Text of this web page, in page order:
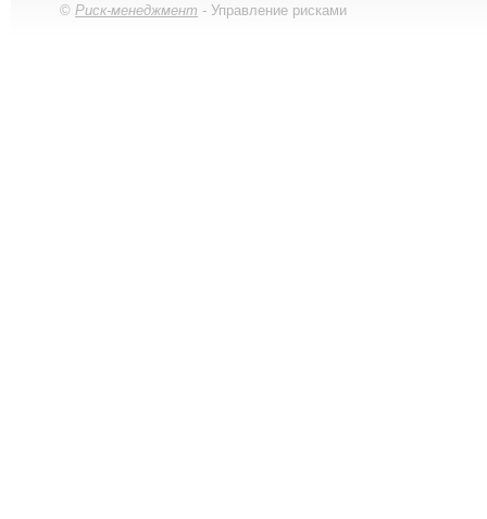
© Риск-менеджмент - Управление рисками